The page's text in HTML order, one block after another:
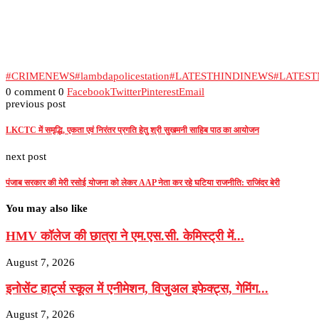
#CRIMENEWS#lambdapolicestation#LATESTHINDINEWS
0 comment 0 FacebookTwitterPinterestEmail
previous post
LKCTC में समृद्धि, एकता एवं निरंतर प्रगति हेतु श्री सुखमनी साहिब पाठ का आयोजन
next post
पंजाब सरकार की मेरी रसोई योजना को लेकर AAP नेता कर रहे घटिया राजनीति: राजिंदर बेरी
You may also like
HMV कॉलेज की छात्रा ने एम.एस.सी. केमिस्ट्री में...
August 7, 2026
इनोसेंट हार्ट्स स्कूल में एनीमेशन, विजुअल इफेक्ट्स, गेमिंग...
August 7, 2026